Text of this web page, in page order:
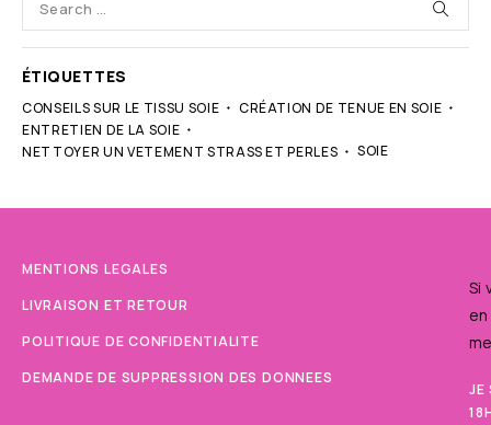
ÉTIQUETTES
CONSEILS SUR LE TISSU SOIE
CRÉATION DE TENUE EN SOIE
ENTRETIEN DE LA SOIE
NETTOYER UN VETEMENT STRASS ET PERLES
SOIE
MENTIONS LEGALES
LIVRAISON ET RETOUR
POLITIQUE DE CONFIDENTIALITE
DEMANDE DE SUPPRESSION DES DONNEES
Si
JE